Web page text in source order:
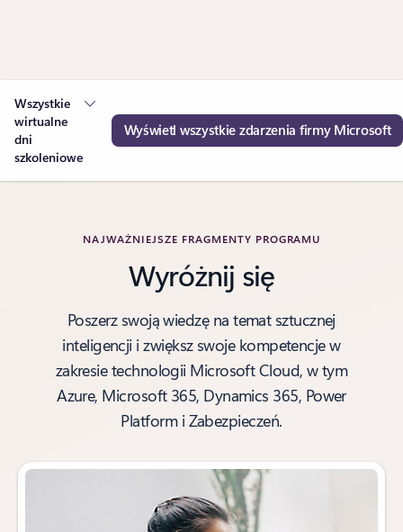
Wszystkie
wirtualne
dni
szkoleniowe
Wyświetl wszystkie zdarzenia firmy Microsoft
NAJWAŻNIEJSZE FRAGMENTY PROGRAMU
Wyróżnij się
Poszerz swoją wiedzę na temat sztucznej
inteligencji i zwiększ swoje kompetencje w
zakresie technologii Microsoft Cloud, w tym
Azure, Microsoft 365, Dynamics 365, Power
Platform i Zabezpieczeń.